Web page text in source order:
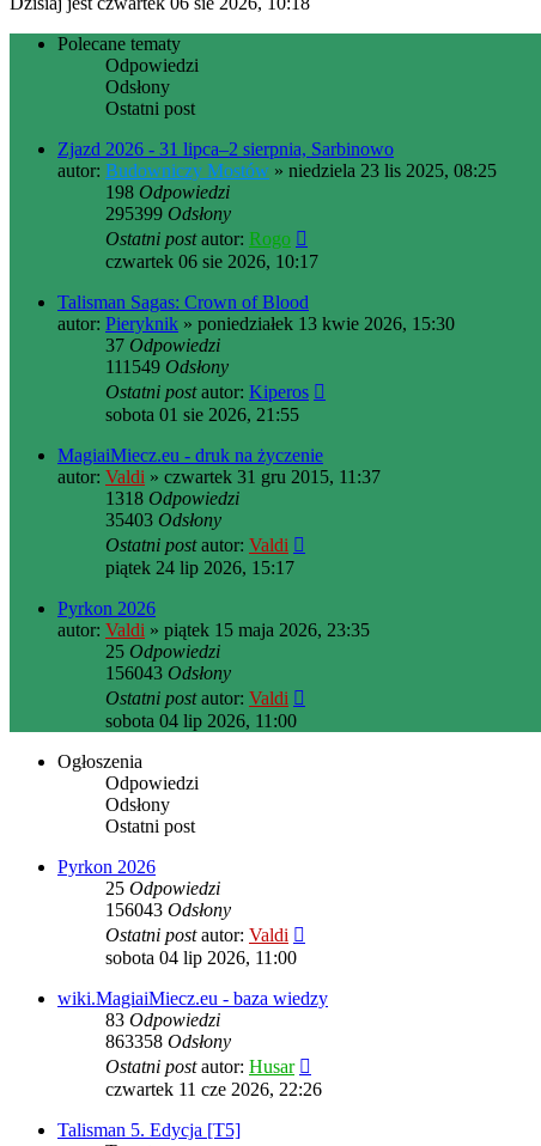
Polecane tematy
Odpowiedzi
Odsłony
Ostatni post
Zjazd 2026 - 31 lipca–2 sierpnia, Sarbinowo
autor: Budowniczy Mostów » niedziela 23 lis 2025, 08:25
198 Odpowiedzi
295399 Odsłony
Ostatni postautor: Rogo
czwartek 06 sie 2026, 10:17
Talisman Sagas: Crown of Blood
autor: Pieryknik » poniedziałek 13 kwie 2026, 15:30
37 Odpowiedzi
111549 Odsłony
Ostatni postautor: Kiperos
sobota 01 sie 2026, 21:55
MagiaiMiecz.eu - druk na życzenie
autor: Valdi » czwartek 31 gru 2015, 11:37
1318 Odpowiedzi
35403 Odsłony
Ostatni postautor: Valdi
piątek 24 lip 2026, 15:17
Pyrkon 2026
autor: Valdi » piątek 15 maja 2026, 23:35
25 Odpowiedzi
156043 Odsłony
Ostatni postautor: Valdi
sobota 04 lip 2026, 11:00
Ogłoszenia
Odpowiedzi
Odsłony
Ostatni post
Pyrkon 2026
25 Odpowiedzi
156043 Odsłony
Ostatni postautor: Valdi
sobota 04 lip 2026, 11:00
wiki.MagiaiMiecz.eu - baza wiedzy
83 Odpowiedzi
863358 Odsłony
Ostatni postautor: Husar
czwartek 11 cze 2026, 22:26
Talisman 5. Edycja [T5]